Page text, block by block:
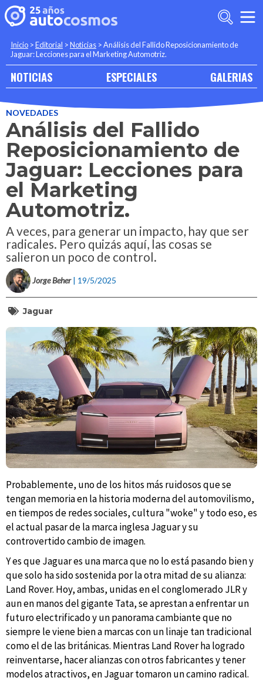
Inicio >Editorial >Noticias >Análisis del Fallido Reposicionamiento de
Jaguar: Lecciones para el Marketing Automotriz.
NOTICIAS ESPECIALES GALERIAS
NOVEDADES
Análisis del Fallido
Reposicionamiento de
Jaguar: Lecciones para
el Marketing
Automotriz.
A veces, para generar un impacto, hay que ser
radicales. Pero quizás aquí, las cosas se
salieron un poco de control.
Jorge Beher | 19/5/2025
Jaguar
Probablemente, uno de los hitos más ruidosos que se
tengan memoria en la historia moderna del automovilismo,
en tiempos de redes sociales, cultura "woke" y todo eso, es
el actual pasar de la marca inglesa Jaguar y su
controvertido cambio de imagen.
Y es que Jaguar es una marca que no lo está pasando bien y
que solo ha sido sostenida por la otra mitad de su alianza:
Land Rover. Hoy, ambas, unidas en el conglomerado JLR y
aun en manos del gigante Tata, se aprestan a enfrentar un
futuro electrificado y un panorama cambiante que no
siempre le viene bien a marcas con un linaje tan tradicional
como el de las británicas. Mientras Land Rover ha logrado
reinventarse, hacer alianzas con otros fabricantes y tener
modelos atractivos, en Jaguar tomaron un camino radical.